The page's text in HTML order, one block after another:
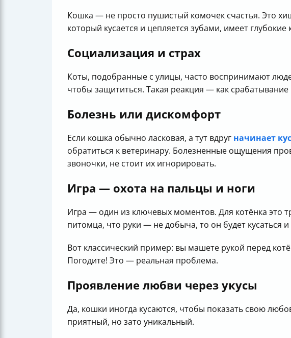
Кошка — не просто пушистый комочек счастья. Это
который кусается и цепляется зубами, имеет
Социализация и страх
Коты, подобранные с улицы, часто воспринимают
чтобы защититься. Такая реакция — как
Болезнь или дискомфорт
Если кошка обычно ласковая, а тут вдруг начинает
обратиться к ветеринару. Болезненные ощущения
звоночки, не стоит их игнорировать.
Игра — охота на пальцы и ноги
Игра — один из ключевых моментов. Для котёнка это
питомца, что руки — не добыча, то он будет кусаться
Вот классический пример: вы машете рукой перед
Погодите! Это — реальная проблема.
Проявление любви через укусы
Да, кошки иногда кусаются, чтобы показать свою
приятный, но зато уникальный.